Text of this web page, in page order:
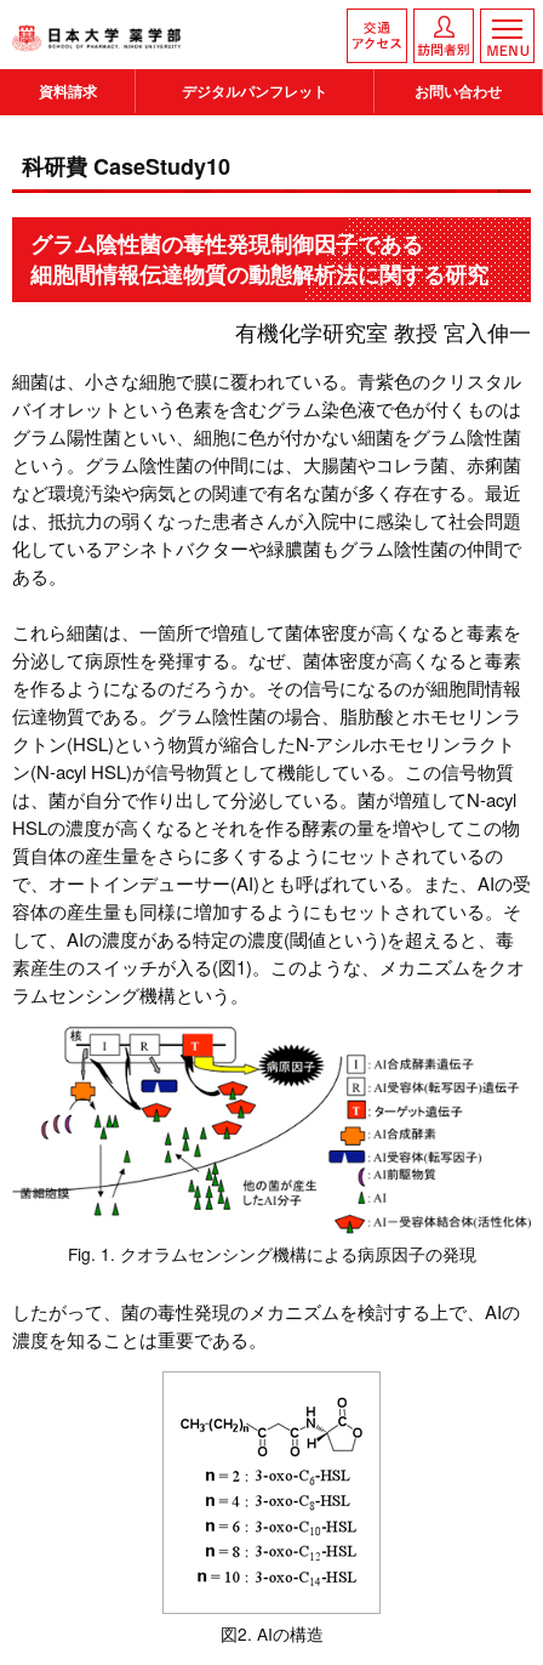
資料請求 デジタルパンフレット お問い合わせ
科研費 CaseStudy10
グラム陰性菌の毒性発現制御因子である
細胞間情報伝達物質の動態解析法に関する研究
有機化学研究室 教授 宮入伸一
細菌は、小さな細胞で膜に覆われている。青紫色のクリスタル
バイオレットという色素を含むグラム染色液で色が付くものは
グラム陽性菌といい、細胞に色が付かない細菌をグラム陰性菌
という。グラム陰性菌の仲間には、大腸菌やコレラ菌、赤痢菌
など環境汚染や病気との関連で有名な菌が多く存在する。最近
は、抵抗力の弱くなった患者さんが入院中に感染して社会問題
化しているアシネトバクターや緑膿菌もグラム陰性菌の仲間で
ある。
これら細菌は、一箇所で増殖して菌体密度が高くなると毒素を
分泌して病原性を発揮する。なぜ、菌体密度が高くなると毒素
を作るようになるのだろうか。その信号になるのが細胞間情報
伝達物質である。グラム陰性菌の場合、脂肪酸とホモセリンラ
クトン(HSL)という物質が縮合したN-アシルホモセリンラクト
ン(N-acyl HSL)が信号物質として機能している。この信号物質
は、菌が自分で作り出して分泌している。菌が増殖してN-acyl
HSLの濃度が高くなるとそれを作る酵素の量を増やしてこの物
質自体の産生量をさらに多くするようにセットされているの
で、オートインデューサー(AI)とも呼ばれている。また、AIの受
容体の産生量も同様に増加するようにもセットされている。そ
して、AIの濃度がある特定の濃度(閾値という)を超えると、毒
素産生のスイッチが入る(図1)。このような、メカニズムをクオ
ラムセンシング機構という。
Fig. 1. クオラムセンシング機構による病原因子の発現
したがって、菌の毒性発現のメカニズムを検討する上で、AIの
濃度を知ることは重要である。
図2. AIの構造